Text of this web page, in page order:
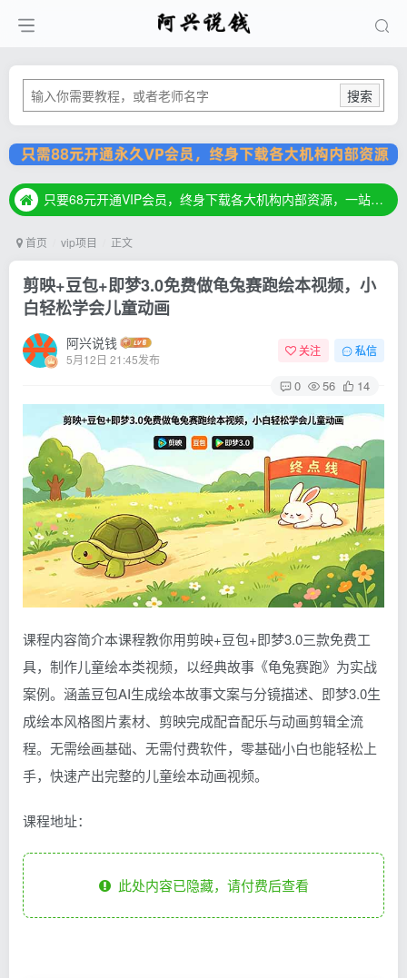
搜索
只要68元开通VIP会员，终身下载各大机构内部资源，一站式草根创业基地，最新最强网赚教程大全，小投入，大回报！
只要68元开通VIP会员，终身下载各大机构内部资源，一站式草根创业基地，最新最强网赚教程大全，小投入，大回报！
首页 vip项目 正文
剪映+豆包+即梦3.0免费做龟兔赛跑绘本视频，小
白轻松学会儿童动画
阿兴说钱
5月12日 21:45发布
关注 私信
0 56 14
课程内容简介本课程教你用剪映+豆包+即梦3.0三款免费工
具，制作儿童绘本类视频，以经典故事《龟兔赛跑》为实战
案例。涵盖豆包AI生成绘本故事文案与分镜描述、即梦3.0生
成绘本风格图片素材、剪映完成配音配乐与动画剪辑全流
程。无需绘画基础、无需付费软件，零基础小白也能轻松上
手，快速产出完整的儿童绘本动画视频。
课程地址：
此处内容已隐藏，请付费后查看